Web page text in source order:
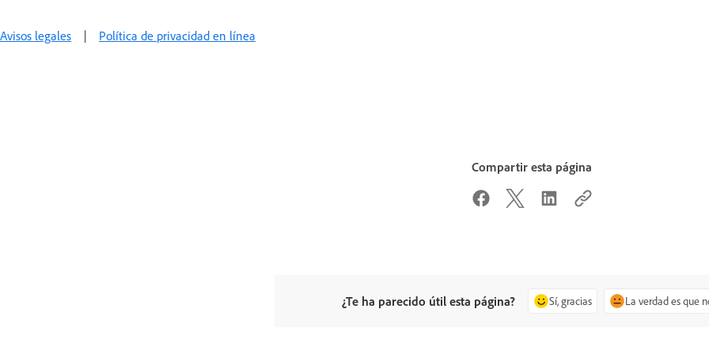
Avisos legales | Política de privacidad en línea
Compartir esta página
¿Te ha parecido útil esta página? Sí, gracias La verdad es que